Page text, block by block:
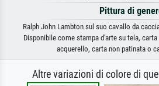
Pittura di
Ralph John Lambton sul suo cavallo da
Disponibile come stampa d'arte su tela,
acquerello, carta non patinata o
Altre variazioni di colore di